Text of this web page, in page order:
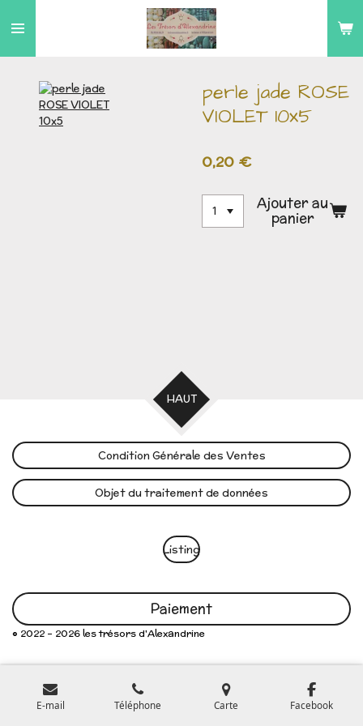
au
perle jade ROSE
VIOLET 10x5
0,20 €
Ajouter au
panier
HAUT
Condition Générale des Ventes
Objet du traitement de données
Listing
Paiement
© 2022 - 2026 les trésors d'Alexandrine
E-mail Téléphone Carte Facebook